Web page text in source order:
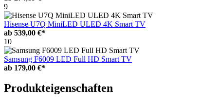
9
Hisense U7Q MiniLED ULED 4K Smart TV
ab 539,00 €*
10
Samsung F6009 LED Full HD Smart TV
ab 179,00 €*
Produkteigenschaften